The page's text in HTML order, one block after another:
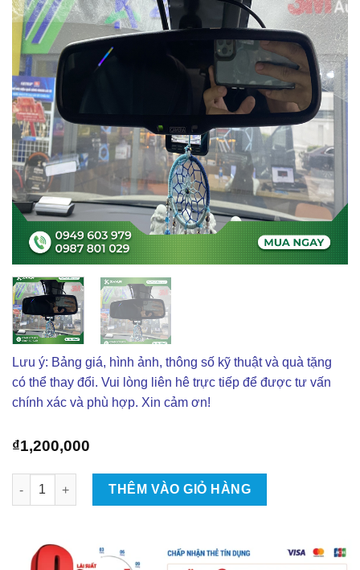
Lưu ý: Bảng giá, hình ảnh, thông số kỹ thuật và quà tặng
có thể thay đổi. Vui lòng liên hê trực tiếp để được tư vấn
chính xác và phù hợp. Xin cảm ơn!
₫1,200,000
Gương Chống Chói Rin Cho Xpander - Giá Từ 1tr2 số lượng
THÊM VÀO GIỎ HÀNG